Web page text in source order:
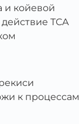
и койевой
действие ТСА
к процессам